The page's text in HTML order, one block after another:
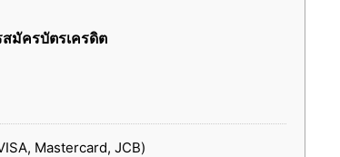
มัครบัตรเครดิต
Mastercard, JCB)